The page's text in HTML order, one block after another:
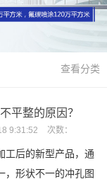
查看分类
平整的原因？
9:31:52 次数：
工后的新型产品，通
，形状不一的冲孔图